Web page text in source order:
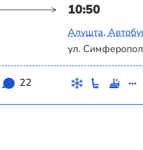
10:50
Алушта,
ул.
22